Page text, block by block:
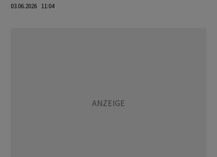
03.06.2026 11:04